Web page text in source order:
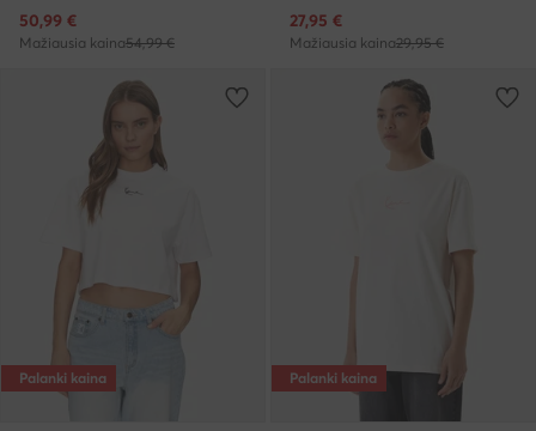
Dabartinė kaina
50,99 €
Mažiausia kaina54,99 €
Dabartinė kaina
27,95 €
Mažiausia kaina29,95 €
Palanki kaina Palanki kaina